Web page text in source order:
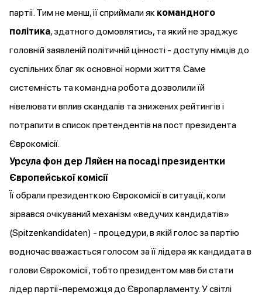
партії. Тим не менш, її сприймали як командного
політика, здатного домовлятись, та який не зраджує
головній заявленій політичній цінності - доступу німців до
суспільних благ як основної норми життя. Саме
системність та командна робота дозволили їй
нівелювати вплив скандалів та знижених рейтингів і
потрапити в список претендентів на пост президента
Єврокомісії.
Урсула фон дер Ляйєн на посаді президентки
Європейської комісії
Її обрали президенткою Єврокомісії в ситуації, коли
зірвався очікуваний механізм «ведучих кандидатів»
(Spitzenkandidaten) - процедури, в якій голос за партію
водночас вважається голосом за її лідера як кандидата в
голови Єврокомісії, тобто президентом мав би стати
лідер партії-переможця до Європарламенту. У світлі